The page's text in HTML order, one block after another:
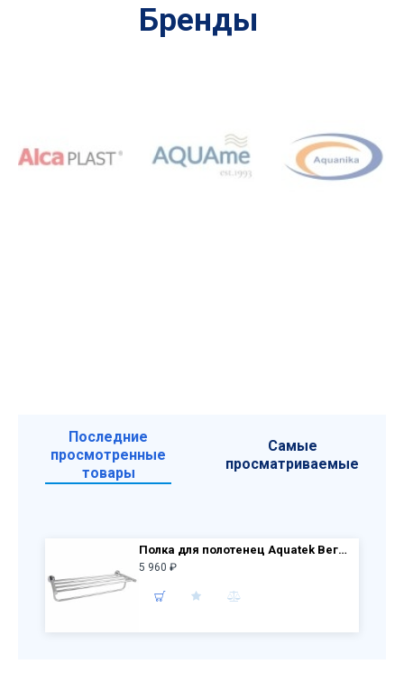
Бренды
Последние
просмотренные
товары
Самые
просматриваемые
Полка для полотенец Aquatek Вега AQ4015CR, хром
5 960 ₽